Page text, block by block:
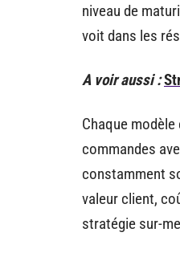
niveau de
voit dans les
A voir aussi :
Chaque
commandes
constamment
valeur client,
stratégie sur-